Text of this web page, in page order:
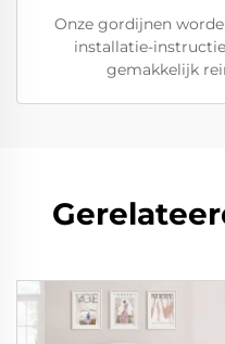
Onze gordijnen
installatie-
gemakkelijk